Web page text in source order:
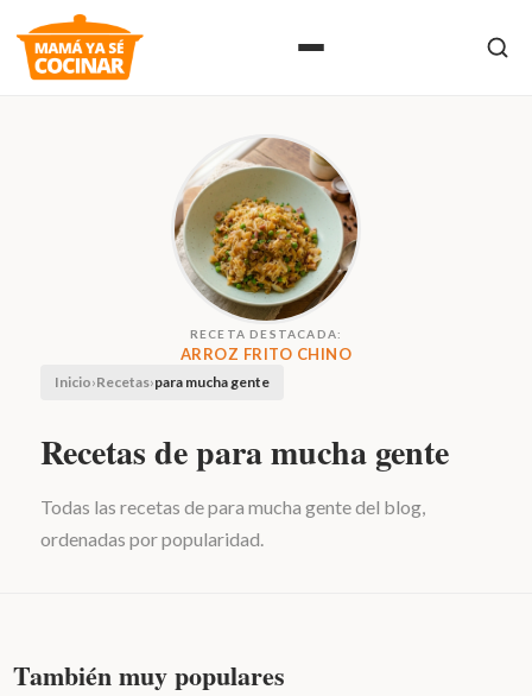
RECETA DESTACADA:
ARROZ FRITO CHINO
Inicio›Recetas›para mucha gente
Recetas de para mucha gente
Todas las recetas de para mucha gente del blog,
ordenadas por popularidad.
También muy populares